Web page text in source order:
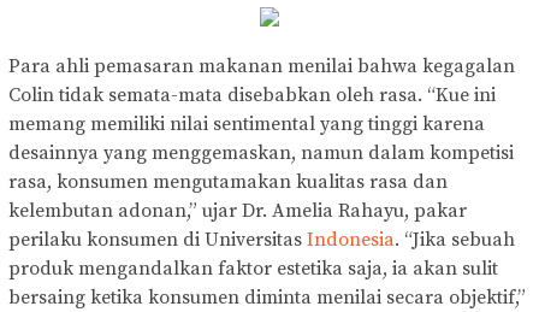
Para ahli pemasaran makanan menilai bahwa kegagalan
Colin tidak semata-mata disebabkan oleh rasa. “Kue ini
memang memiliki nilai sentimental yang tinggi karena
desainnya yang menggemaskan, namun dalam kompetisi
rasa, konsumen mengutamakan kualitas rasa dan
kelembutan adonan,” ujar Dr. Amelia Rahayu, pakar
perilaku konsumen di Universitas Indonesia. “Jika sebuah
produk mengandalkan faktor estetika saja, ia akan sulit
bersaing ketika konsumen diminta menilai secara objektif,”